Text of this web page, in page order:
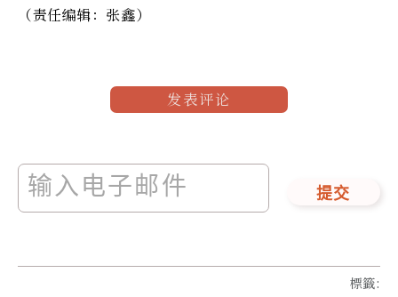
（责任编辑：张鑫）
发表评论
提交
標籤: